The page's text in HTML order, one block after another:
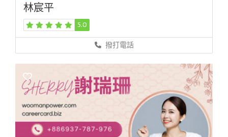
林宸平
5.0
撥打電話